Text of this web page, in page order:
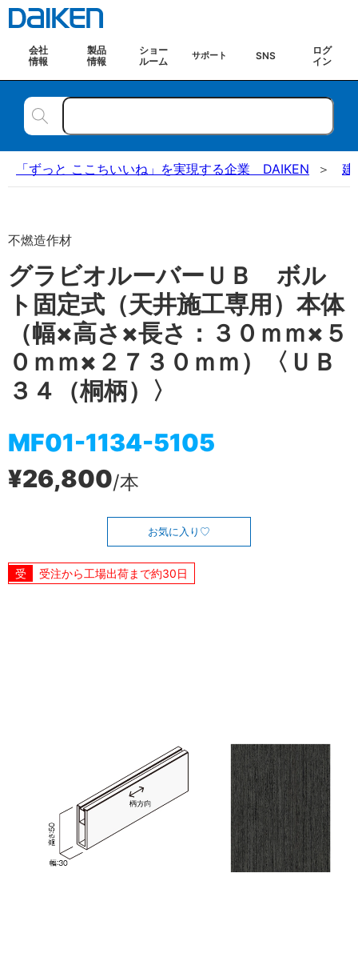
会社
情報
製品
情報
ショー
ルーム
サポート SNS
ログ
イン
「ずっと ここちいいね」を実現する企業 DAIKEN 建
不燃造作材
グラビオルーバーＵＢ ボル
ト固定式（天井施工専用）本体
（幅×高さ×長さ：３０ｍｍ×５
０ｍｍ×２７３０ｍｍ）〈ＵＢ
３４（桐柄）〉
MF01-1134-5105
¥26,800/本
お気に入り
受注から工場出荷まで約30日